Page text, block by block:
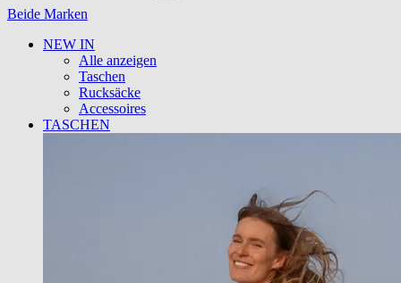
Beide Marken
NEW IN
Alle anzeigen
Taschen
Rucksäcke
Accessoires
TASCHEN